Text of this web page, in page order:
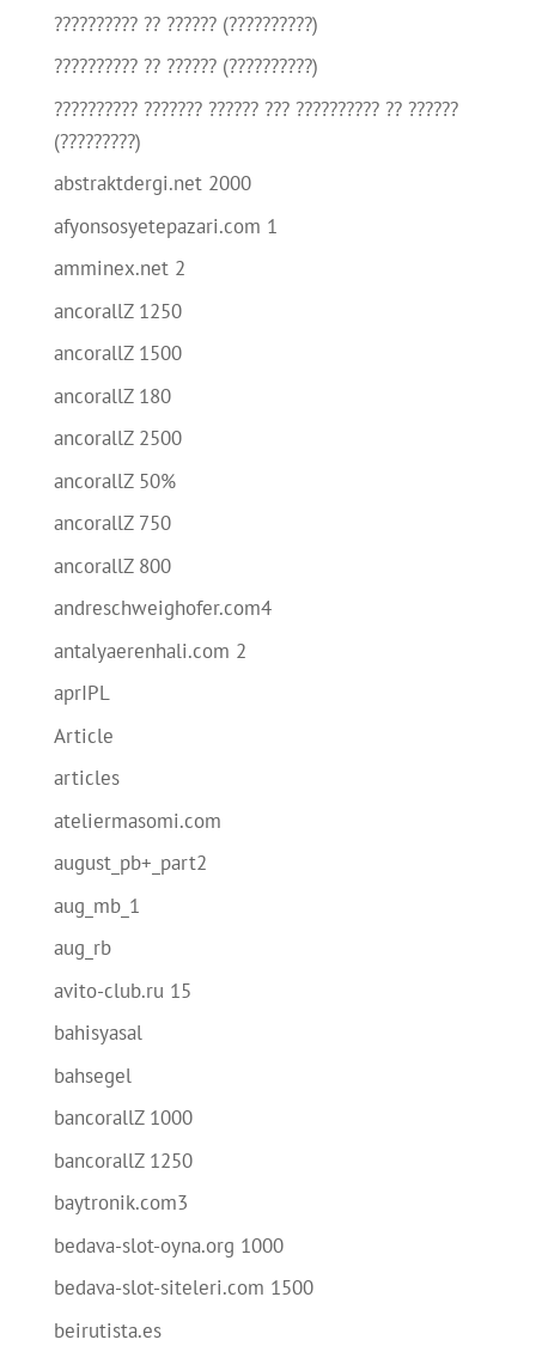
?????????? ?? ?????? (??????????)
?????????? ?? ?????? (??????????)
?????????? ??????? ?????? ??? ?????????? ?? ??????
(?????????)
abstraktdergi.net 2000
afyonsosyetepazari.com 1
amminex.net 2
ancorallZ 1250
ancorallZ 1500
ancorallZ 180
ancorallZ 2500
ancorallZ 50%
ancorallZ 750
ancorallZ 800
andreschweighofer.com4
antalyaerenhali.com 2
aprIPL
Article
articles
ateliermasomi.com
august_pb+_part2
aug_mb_1
aug_rb
avito-club.ru 15
bahisyasal
bahsegel
bancorallZ 1000
bancorallZ 1250
baytronik.com3
bedava-slot-oyna.org 1000
bedava-slot-siteleri.com 1500
beirutista.es